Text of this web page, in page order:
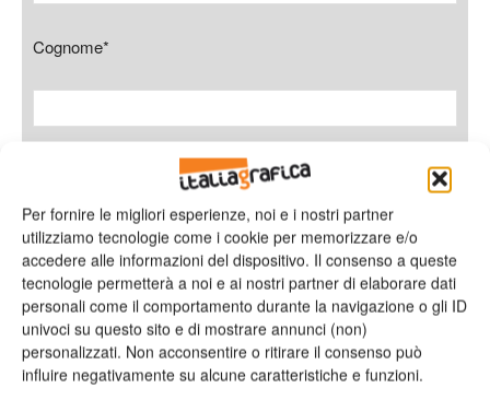
Per fornire le migliori esperienze, noi e i nostri partner
utilizziamo tecnologie come i cookie per memorizzare e/o
accedere alle informazioni del dispositivo. Il consenso a queste
tecnologie permetterà a noi e ai nostri partner di elaborare dati
personali come il comportamento durante la navigazione o gli ID
univoci su questo sito e di mostrare annunci (non)
personalizzati. Non acconsentire o ritirare il consenso può
influire negativamente su alcune caratteristiche e funzioni.
Cognome*
E-mail*